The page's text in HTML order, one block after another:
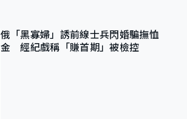
俄「黑寡婦」誘前線士兵閃婚騙撫恤
金 經紀戲稱「賺首期」被檢控